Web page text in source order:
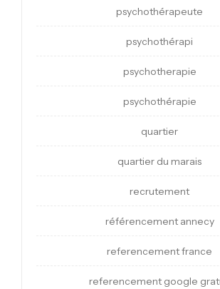
psychothérapeute
psychothérapi
psychotherapie
psychothérapie
quartier
quartier du marais
recrutement
référencement annecy
referencement france
referencement google